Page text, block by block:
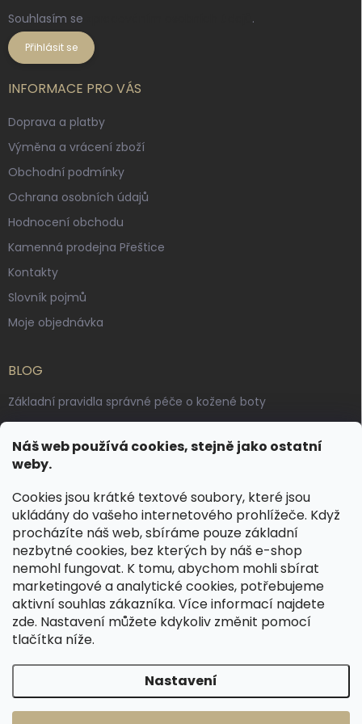
Náš web používá cookies, stejně jako ostatní
weby.
Cookies jsou krátké textové soubory, které jsou
ukládány do vašeho internetového prohlížeče. Když
procházíte náš web, sbíráme pouze základní
nezbytné cookies, bez kterých by náš e-shop
nemohl fungovat. K tomu, abychom mohli sbírat
marketingové a analytické cookies, potřebujeme
aktivní souhlas zákazníka. Více informací najdete
zde. Nastavení můžete kdykoliv změnit pomocí
tlačítka níže.
Nastavení
Souhlasím se .
Přihlásit se
INFORMACE PRO VÁS
Doprava a platby
Výměna a vrácení zboží
Obchodní podmínky
Ochrana osobních údajů
Hodnocení obchodu
Kamenná prodejna Přeštice
Kontakty
Slovník pojmů
Moje objednávka
BLOG
Základní pravidla správné péče o kožené boty
Výroba českých kožených opasků: vůně pravé kůže, dotek
řemesla
KONTAKT
dotazy@spongr.cz
+420 776 663 962
https://www.facebook.com/spongr.cz
spongr.cz